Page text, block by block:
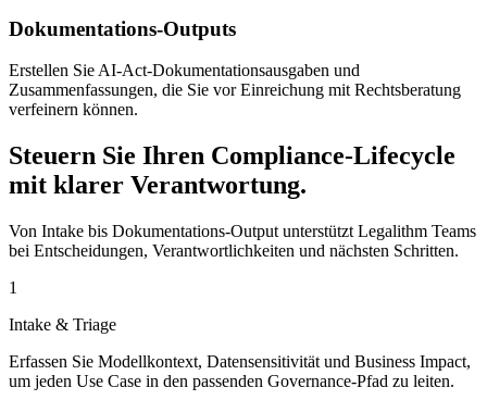
Dokumentations-Outputs
Erstellen Sie AI-Act-Dokumentationsausgaben und
Zusammenfassungen, die Sie vor Einreichung mit Rechtsberatung
verfeinern können.
Steuern Sie Ihren Compliance-Lifecycle
mit klarer Verantwortung.
Von Intake bis Dokumentations-Output unterstützt Legalithm Teams
bei Entscheidungen, Verantwortlichkeiten und nächsten Schritten.
1
Intake & Triage
Erfassen Sie Modellkontext, Datensensitivität und Business Impact,
um jeden Use Case in den passenden Governance-Pfad zu leiten.